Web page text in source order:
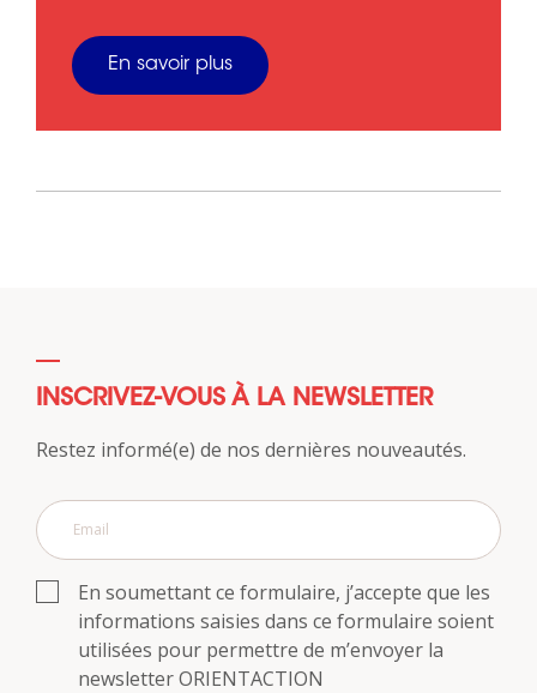
En savoir plus
INSCRIVEZ-VOUS À LA NEWSLETTER
Restez informé(e) de nos dernières nouveautés.
En soumettant ce formulaire, j’accepte que les
informations saisies dans ce formulaire soient
utilisées pour permettre de m’envoyer la
newsletter ORIENTACTION